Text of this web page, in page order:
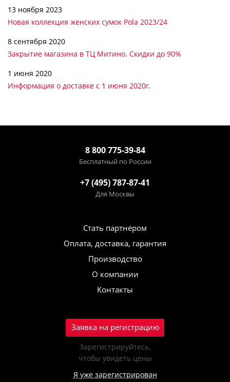
13 ноября 2023
Новая коллекция женских сумок Pola 2023/24
8 сентября 2020
Закрытие магазина в ТЦ Митино. Скидки до 90%
1 июня 2020
Информация о доставке с 1 июня 2020г.
8 800 775-39-84
Бесплатный по России
+7 (495) 787-87-41
Для Москвы
Стать партнёром
Оплата, доставка, гарантия
Производство
О компании
Контакты
Заявка на регистрацию
Зарегистрируйтесь,
чтобы увидеть цены
Я уже зарегистрирован